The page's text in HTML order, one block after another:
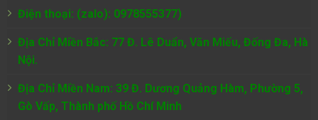
Điện thoại: (zalo): 0978555377)
Địa Chỉ Miền Bắc: 77 Đ. Lê Duẩn, Văn Miếu, Đống Đa, Hà
Nội.
Địa Chỉ Miền Nam: 39 Đ. Dương Quảng Hàm, Phường 5,
Gò Vấp, Thành phố Hồ Chí Minh